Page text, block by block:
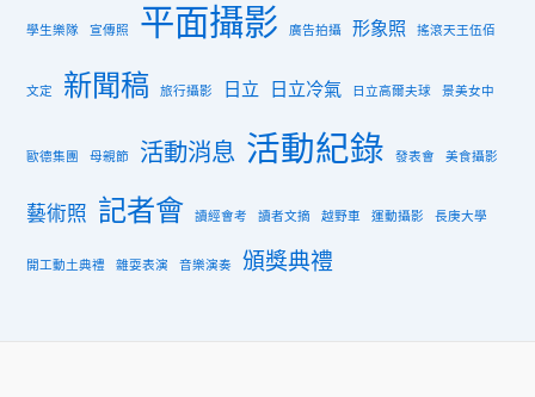
學生樂隊 宣傳照 平面攝影 廣告拍攝 形象照 搖滾天王伍佰
文定 新聞稿 旅行攝影 日立 日立冷氣 日立高爾夫球 景美女中
歐德集團 母親節 活動消息 活動紀錄 發表會 美食攝影
藝術照 記者會 讀經會考 讀者文摘 越野車 運動攝影 長庚大學
開工動土典禮 雜耍表演 音樂演奏 頒獎典禮